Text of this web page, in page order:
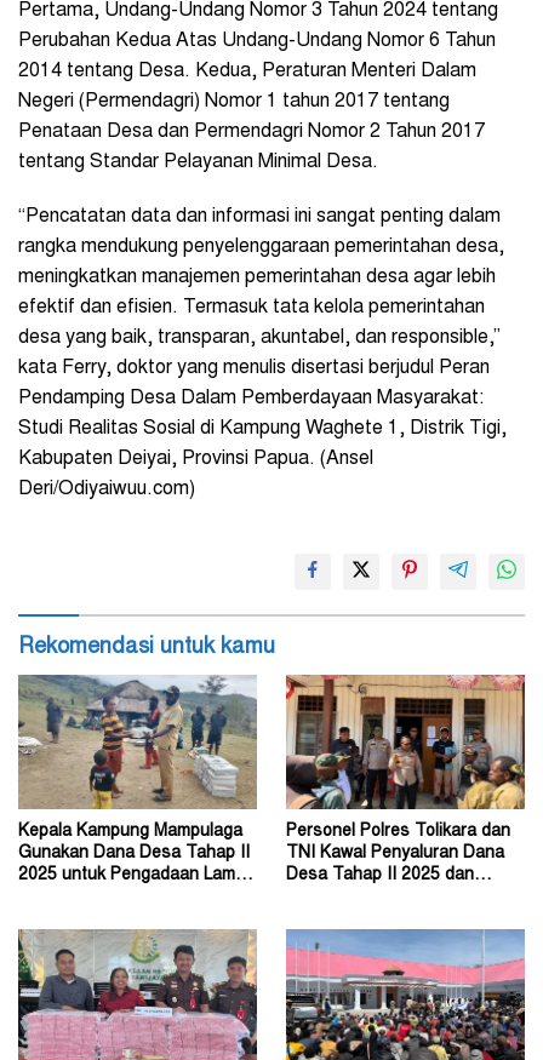
Pertama, Undang-Undang Nomor 3 Tahun 2024 tentang
Perubahan Kedua Atas Undang-Undang Nomor 6 Tahun
2014 tentang Desa. Kedua, Peraturan Menteri Dalam
Negeri (Permendagri) Nomor 1 tahun 2017 tentang
Penataan Desa dan Permendagri Nomor 2 Tahun 2017
tentang Standar Pelayanan Minimal Desa.
“Pencatatan data dan informasi ini sangat penting dalam
rangka mendukung penyelenggaraan pemerintahan desa,
meningkatkan manajemen pemerintahan desa agar lebih
efektif dan efisien. Termasuk tata kelola pemerintahan
desa yang baik, transparan, akuntabel, dan responsible,”
kata Ferry, doktor yang menulis disertasi berjudul Peran
Pendamping Desa Dalam Pemberdayaan Masyarakat:
Studi Realitas Sosial di Kampung Waghete 1, Distrik Tigi,
Kabupaten Deiyai, Provinsi Papua. (Ansel
Deri/Odiyaiwuu.com)
Rekomendasi untuk kamu
Kepala Kampung Mampulaga
Gunakan Dana Desa Tahap II
2025 untuk Pengadaan Lampu
Personel Polres Tolikara dan
TNI Kawal Penyaluran Dana
Desa Tahap II 2025 dan